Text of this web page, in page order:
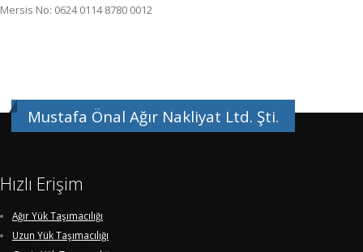
Mersis No: 0624 0114 8780 0012
Mustafa Önal Ağır Nakliyat Ltd. Şti.
Hızlı Erişim
Ağır Yük Taşımacılığı
Uzun Yük Taşımacılığı